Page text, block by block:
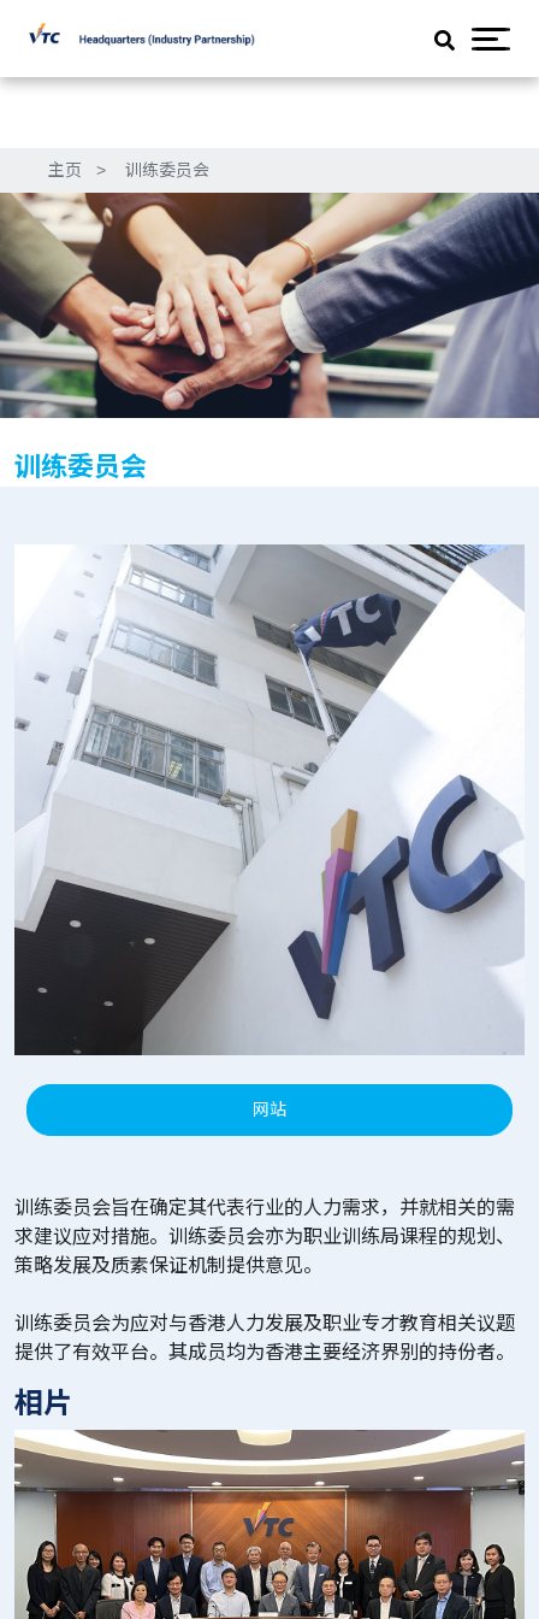
主页 > 训练委员会
训练委员会
网站
训练委员会旨在确定其代表行业的人力需求，并就相关的需
求建议应对措施。训练委员会亦为职业训练局课程的规划、
策略发展及质素保证机制提供意见。
训练委员会为应对与香港人力发展及职业专才教育相关议题
提供了有效平台。其成员均为香港主要经济界别的持份者。
相片